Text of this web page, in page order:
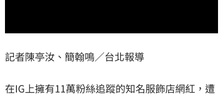
記者陳亭汝、簡翰鳴／台北報導
在IG上擁有11萬粉絲追蹤的知名服飾店網紅，遭